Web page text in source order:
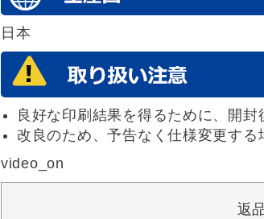
日本
良好な印刷結果を得るために、開
改良のため、予告なく仕様変更する
video_on
返